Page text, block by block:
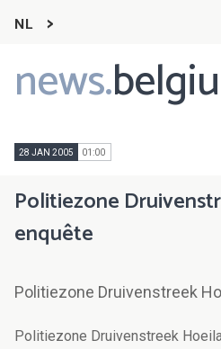
NL
news.
Main
navigation
28 JAN 2005 01:00
Politiezone
enquête
Politiezone Druivenstreek
Politiezone Druivenstreek